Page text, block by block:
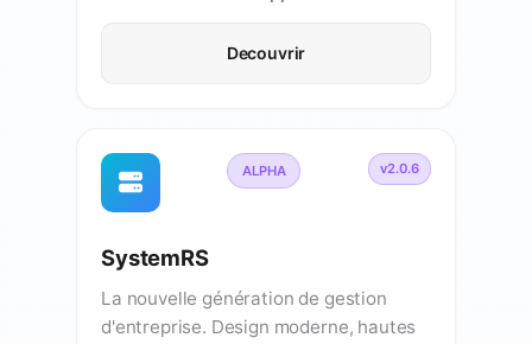
Decouvrir
ALPHA v2.0.6
SystemRS
La nouvelle génération de gestion
d'entreprise. Design moderne, hautes